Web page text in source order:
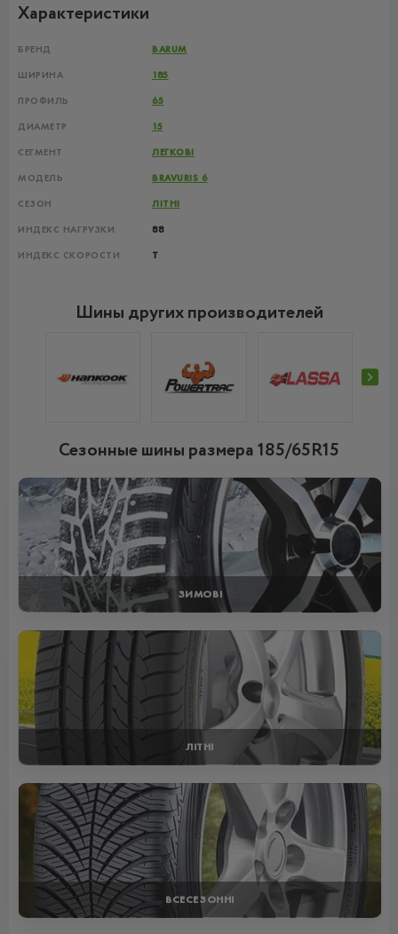
Характеристики
БРЕНД BARUM
ШИРИНА 185
ПРОФИЛЬ 65
ДИАМЕТР 15
СЕГМЕНТ ЛЕГКОВІ
МОДЕЛЬ BRAVURIS 6
СЕЗОН ЛІТНІ
ИНДЕКС НАГРУЗКИ 88
ИНДЕКС СКОРОСТИ T
Шины других производителей
Сезонные шины размера 185/65R15
ЗИМОВІ
ЛІТНІ
ВСЕСЕЗОННІ